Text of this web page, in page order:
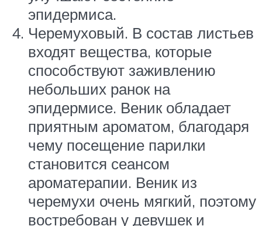
эпидермиса.
Черемуховый. В состав листьев
входят вещества, которые
способствуют заживлению
небольших ранок на
эпидермисе. Веник обладает
приятным ароматом, благодаря
чему посещение парилки
становится сеансом
ароматерапии. Веник из
черемухи очень мягкий, поэтому
востребован у девушек и